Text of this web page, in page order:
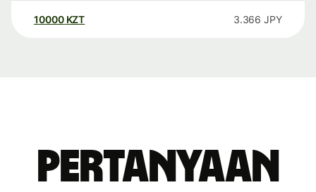
10000 KZT 3.366 JPY
Pertanyaan